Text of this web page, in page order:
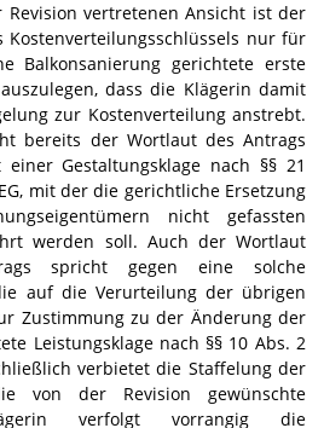
Revision vertretenen Ansicht ist der
nur für
Balkonsanierung gerichtete erste
dass die Klägerin damit
zur Kostenverteilung anstrebt.
bereits der Wortlaut des Antrags
Gestaltungsklage nach §§ 21
mit der die gerichtliche Ersetzung
nicht gefassten
werden soll. Auch der Wortlaut
spricht gegen eine solche
auf die Verurteilung der übrigen
Zustimmung zu der Änderung der
Leistungsklage nach §§ 10 Abs. 2
verbietet die Staffelung der
von der Revision gewünschte
verfolgt vorrangig die